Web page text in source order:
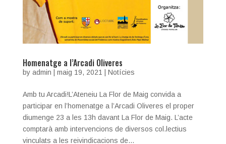
Homenatge a l’Arcadi Oliveres
by admin maig 19, 2021 Notícies
Amb tu Arcadi!L’Ateneiu La Flor de Maig convida a
participar en l’homenatge a l’Arcadi Oliveres el proper
diumenge 23 a les 13h davant La Flor de Maig. L’acte
comptarà amb intervencions de diversos col.lectius
vinculats a les reivindicacions de...